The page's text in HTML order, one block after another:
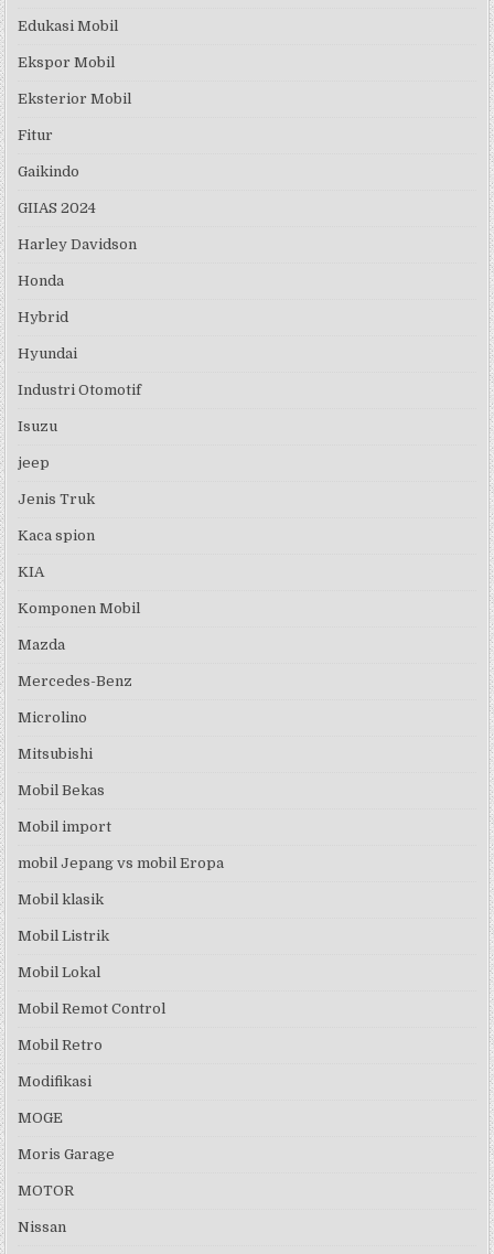
Edukasi Mobil
Ekspor Mobil
Eksterior Mobil
Fitur
Gaikindo
GIIAS 2024
Harley Davidson
Honda
Hybrid
Hyundai
Industri Otomotif
Isuzu
jeep
Jenis Truk
Kaca spion
KIA
Komponen Mobil
Mazda
Mercedes-Benz
Microlino
Mitsubishi
Mobil Bekas
Mobil import
mobil Jepang vs mobil Eropa
Mobil klasik
Mobil Listrik
Mobil Lokal
Mobil Remot Control
Mobil Retro
Modifikasi
MOGE
Moris Garage
MOTOR
Nissan